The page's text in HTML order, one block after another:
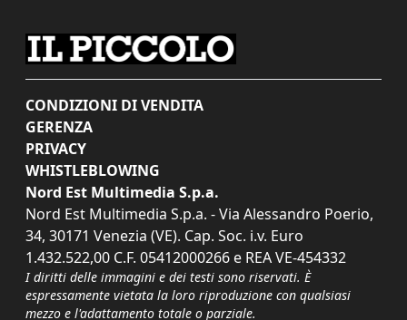
CONDIZIONI DI VENDITA
GERENZA
PRIVACY
WHISTLEBLOWING
Nord Est Multimedia S.p.a.
Nord Est Multimedia S.p.a. - Via Alessandro Poerio,
34, 30171 Venezia (VE). Cap. Soc. i.v. Euro
1.432.522,00 C.F. 05412000266 e REA VE-454332
I diritti delle immagini e dei testi sono riservati. È
espressamente vietata la loro riproduzione con qualsiasi
mezzo e l'adattamento totale o parziale.